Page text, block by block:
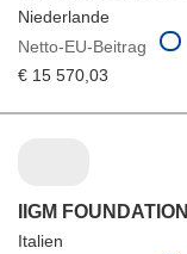
Niederlande
Netto-EU-Beitrag
€ 15 570,03
IIGM FOUNDATION
Italien